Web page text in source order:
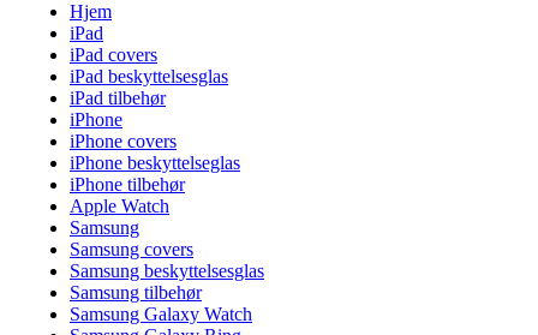
Hjem
iPad
iPad covers
iPad beskyttelsesglas
iPad tilbehør
iPhone
iPhone covers
iPhone beskyttelseglas
iPhone tilbehør
Apple Watch
Samsung
Samsung covers
Samsung beskyttelsesglas
Samsung tilbehør
Samsung Galaxy Watch